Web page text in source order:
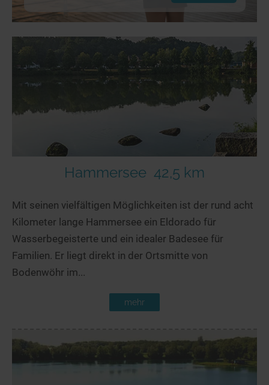
Hammersee 42,5 km
Mit seinen vielfältigen Möglichkeiten ist der rund acht
Kilometer lange Hammersee ein Eldorado für
Wasserbegeisterte und ein idealer Badesee für
Familien. Er liegt direkt in der Ortsmitte von
Bodenwöhr im...
mehr